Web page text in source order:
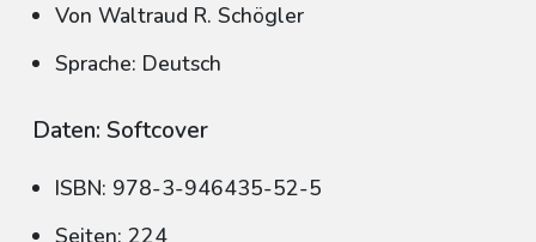
Von Waltraud R. Schögler
Sprache: Deutsch
Daten: Softcover
ISBN: 978-3-946435-52-5
Seiten: 224